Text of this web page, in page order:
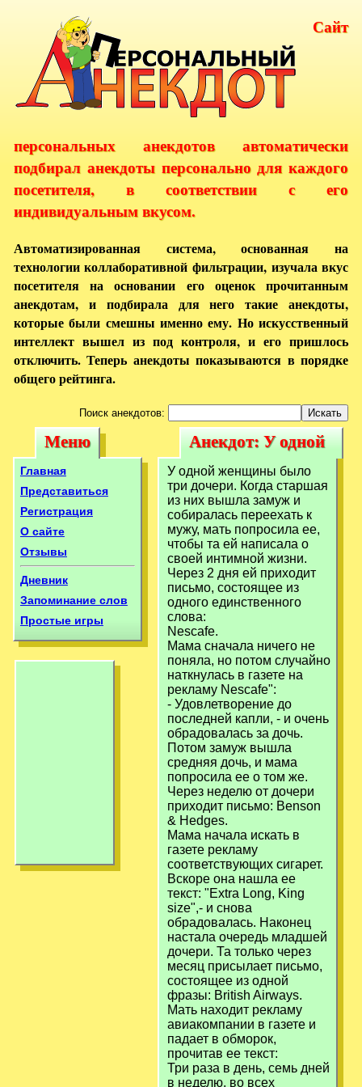
Сайт
персональных анекдотов автоматически
подбирал анекдоты персонально для каждого
посетителя, в соответствии с его
индивидуальным вкусом.
Автоматизированная система, основанная на
технологии коллаборативной фильтрации, изучала вкус
посетителя на основании его оценок прочитанным
анекдотам, и подбирала для него такие анекдоты,
которые были смешны именно ему. Но искусственный
интеллект вышел из под контроля, и его пришлось
отключить. Теперь анекдоты показываются в порядке
общего рейтинга.
Поиск анекдотов:
Меню
Меню
Главная
Представиться
Регистрация
О сайте
Отзывы
Дневник
Запоминание слов
Простые игры
Анекдот: У одной
женщины было
три дочери.
Анекдот: У одной
женщины было
три дочери.
У одной женщины было
три дочери. Когда старшая
из них вышла замуж и
собиралась переехать к
мужу, мать попросила ее,
чтобы та ей написала о
своей интимной жизни.
Через 2 дня ей приходит
письмо, состоящее из
одного единственного
слова:
Nescafe.
Мама сначала ничего не
поняла, но потом случайно
наткнулась в газете на
рекламу Nescafe":
- Удовлетворение до
последней капли, - и очень
обрадовалась за дочь.
Потом замуж вышла
средняя дочь, и мама
попросила ее о том же.
Через неделю от дочери
приходит письмо: Benson
& Hedges.
Мама начала искать в
газете рекламу
соответствующих сигарет.
Вскоре она нашла ее
текст: "Extra Long, King
size",- и снова
обрадовалась. Hаконец
настала очередь младшей
дочери. Та только через
месяц присылает письмо,
состоящее из одной
фразы: British Airways.
Мать находит рекламу
авиакомпании в газете и
падает в обморок,
прочитав ее текст:
Три раза в день, семь дней
в неделю, во всех